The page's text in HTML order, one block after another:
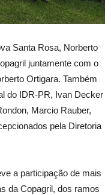
Santa Rosa, Norberto
juntamente com o
Ortigara. Também
do IDR-PR, Ivan Decker
Marcio Rauber,
pela Diretoria
a participação de mais
da Copagril, dos ramos